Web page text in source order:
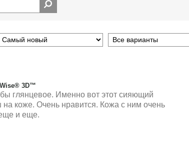
3D™
глянцевое. Именно вот этот сияющий
коже. Очень нравится. Кожа с ним очень
и еще.